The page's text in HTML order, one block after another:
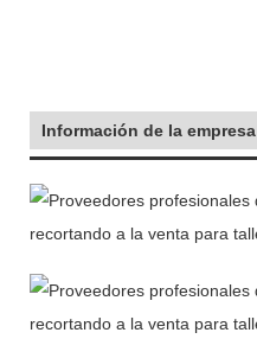
Información de la empresa